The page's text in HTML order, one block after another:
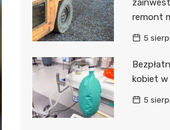
remont
5
kobiet w
5